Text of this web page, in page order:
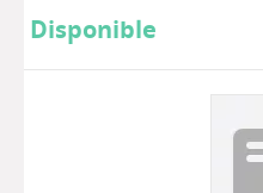
Disponible